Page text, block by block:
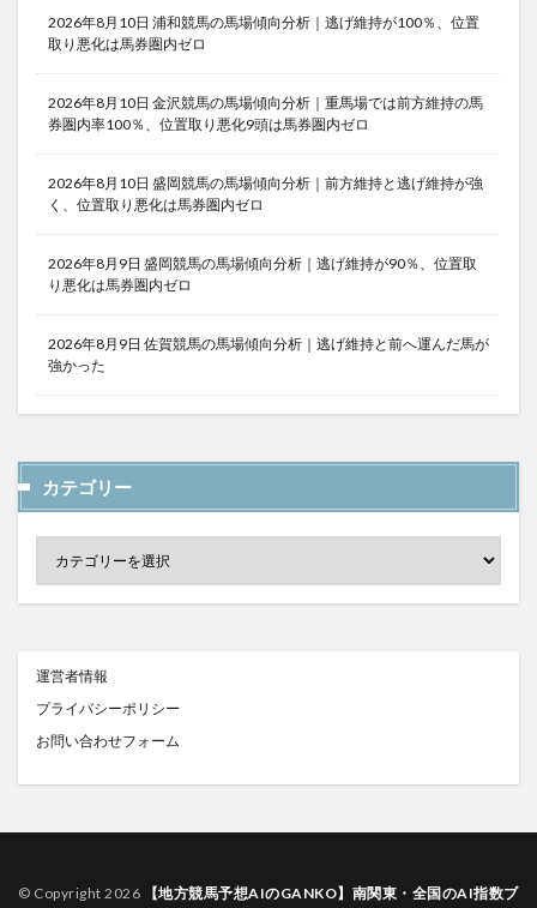
2026年8月10日 浦和競馬の馬場傾向分析｜逃げ維持が100％、位置
取り悪化は馬券圏内ゼロ
2026年8月10日 金沢競馬の馬場傾向分析｜重馬場では前方維持の馬
券圏内率100％、位置取り悪化9頭は馬券圏内ゼロ
2026年8月10日 盛岡競馬の馬場傾向分析｜前方維持と逃げ維持が強
く、位置取り悪化は馬券圏内ゼロ
2026年8月9日 盛岡競馬の馬場傾向分析｜逃げ維持が90％、位置取
り悪化は馬券圏内ゼロ
2026年8月9日 佐賀競馬の馬場傾向分析｜逃げ維持と前へ運んだ馬が
強かった
カテゴリー
運営者情報
プライバシーポリシー
お問い合わせフォーム
© Copyright 2026 【地方競馬予想AIのGANKO】南関東・全国のAI指数ブ